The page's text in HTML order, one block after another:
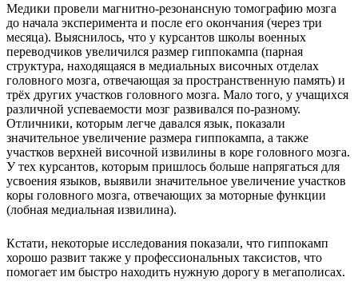
Медики провели магнитно-резонансную томографию мозга
до начала эксперимента и после его окончания (через три
месяца). Выяснилось, что у курсантов школы военных
переводчиков увеличился размер гиппокампа (парная
структура, находящаяся в медиальных височных отделах
головного мозга, отвечающая за пространственную память) и
трёх других участков головного мозга. Мало того, у учащихся
различной успеваемости мозг развивался по-разному.
Отличники, которым легче давался язык, показали
значительное увеличение размера гиппокампа, а также
участков верхней височной извилины в коре головного мозга.
У тех курсантов, которым пришлось больше напрягаться для
усвоения языков, выявили значительное увеличение участков
коры головного мозга, отвечающих за моторные функции
(лобная медиальная извилина).
Кстати, некоторые исследования показали, что гиппокамп
хорошо развит также у профессиональных таксистов, что
помогает им быстро находить нужную дорогу в мегаполисах.